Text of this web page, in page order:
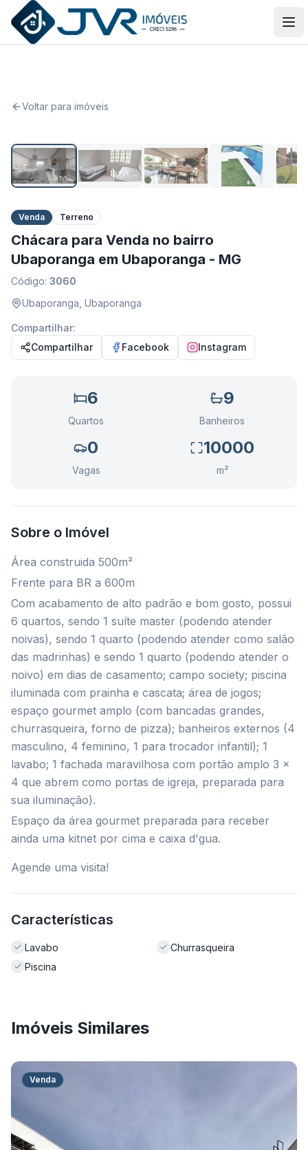
JVR Imóveis
Voltar para imóveis
Venda Terreno
Chácara para Venda no bairro
Ubaporanga em Ubaporanga - MG
Código: 3060
Ubaporanga Ubaporanga
Compartilhar:
Compartilhar
Facebook Instagram
6
Quartos
9
Banheiros
0
Vagas
10000
m²
Sobre o Imóvel
Área construida 500m²
Frente para BR a 600m
Com acabamento de alto padrão e bom gosto, possui
6 quartos, sendo 1 suíte master (podendo atender
noivas), sendo 1 quarto (podendo atender como salão
das madrinhas) e sendo 1 quarto (podendo atender o
noivo) em dias de casamento; campo society; piscina
iluminada com prainha e cascata; área de jogos;
espaço gourmet amplo (com bancadas grandes,
churrasqueira, forno de pizza); banheiros externos (4
masculino, 4 feminino, 1 para trocador infantil); 1
lavabo; 1 fachada maravilhosa com portão amplo 3 x
4 que abrem como portas de igreja, preparada para
sua iluminação).
Espaço da área gourmet preparada para receber
ainda uma kitnet por cima e caixa d'gua.
Agende uma visita!
Características
Lavabo
Churrasqueira
Piscina
Imóveis Similares
Venda